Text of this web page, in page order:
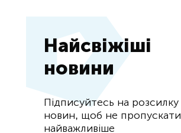
Найсвіжіші
новини
Підписуйтесь на розсилку
новин, щоб не пропускати
найважливіше